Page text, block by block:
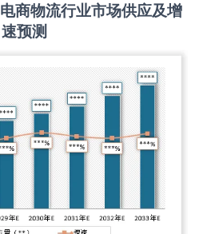
电商物流行业市场供应及增
速预测